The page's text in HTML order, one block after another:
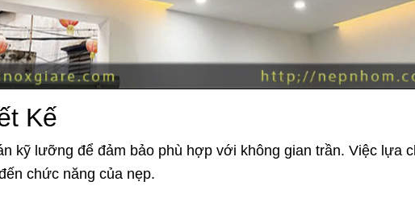
Kế
kỹ lưỡng để đảm bảo phù hợp với không gian trần. Việc lựa
chức năng của nẹp.